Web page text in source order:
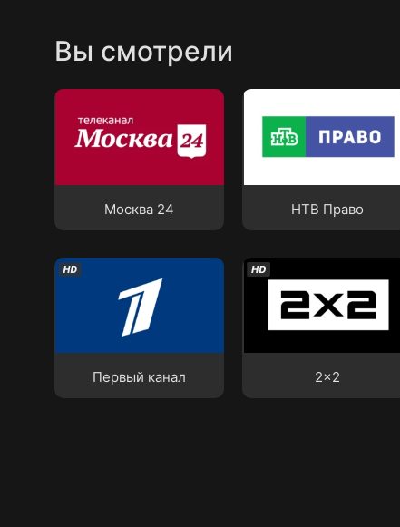
Вы смотрели
Москва 24 НТВ Право
Первый канал
Первый канал 2x2